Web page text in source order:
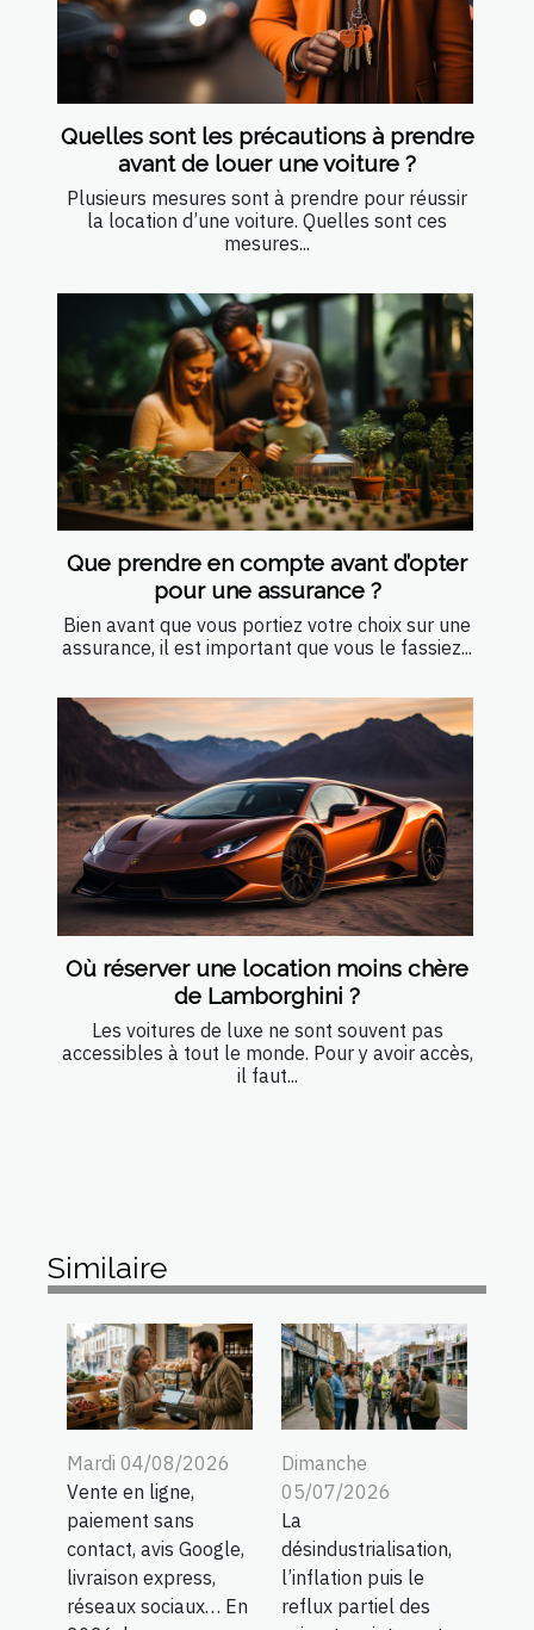
Quelles sont les précautions à prendre
avant de louer une voiture ?
Plusieurs mesures sont à prendre pour réussir
la location d’une voiture. Quelles sont ces
mesures...
Que prendre en compte avant d’opter
pour une assurance ?
Bien avant que vous portiez votre choix sur une
assurance, il est important que vous le fassiez...
Où réserver une location moins chère
de Lamborghini ?
Les voitures de luxe ne sont souvent pas
accessibles à tout le monde. Pour y avoir accès,
il faut...
Similaire
Mardi 04/08/2026
Vente en ligne,
paiement sans
contact, avis Google,
livraison express,
réseaux sociaux… En
Dimanche
05/07/2026
La
désindustrialisation,
l’inflation puis le
reflux partiel des